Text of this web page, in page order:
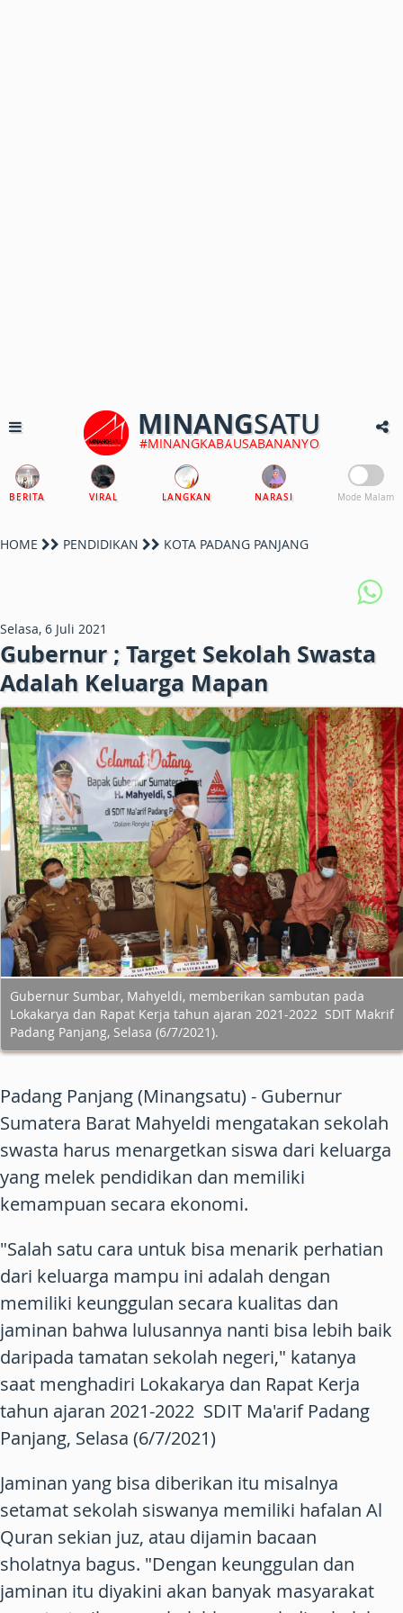
MINANGSATU
#MINANGKABAUSABANANYO
BERITA VIRAL LANGKAN NARASI Mode Malam
HOME PENDIDIKAN KOTA PADANG PANJANG
Selasa, 6 Juli 2021
Gubernur ; Target Sekolah Swasta
Adalah Keluarga Mapan
Gubernur Sumbar, Mahyeldi, memberikan sambutan pada
Lokakarya dan Rapat Kerja tahun ajaran 2021-2022 SDIT Makrif
Padang Panjang, Selasa (6/7/2021).
Padang Panjang (Minangsatu) - Gubernur
Sumatera Barat Mahyeldi mengatakan sekolah
swasta harus menargetkan siswa dari keluarga
yang melek pendidikan dan memiliki
kemampuan secara ekonomi.
"Salah satu cara untuk bisa menarik perhatian
dari keluarga mampu ini adalah dengan
memiliki keunggulan secara kualitas dan
jaminan bahwa lulusannya nanti bisa lebih baik
daripada tamatan sekolah negeri," katanya
saat menghadiri Lokakarya dan Rapat Kerja
tahun ajaran 2021-2022 SDIT Ma'arif Padang
Panjang, Selasa (6/7/2021)
Jaminan yang bisa diberikan itu misalnya
setamat sekolah siswanya memiliki hafalan Al
Quran sekian juz, atau dijamin bacaan
sholatnya bagus. "Dengan keunggulan dan
jaminan itu diyakini akan banyak masyarakat